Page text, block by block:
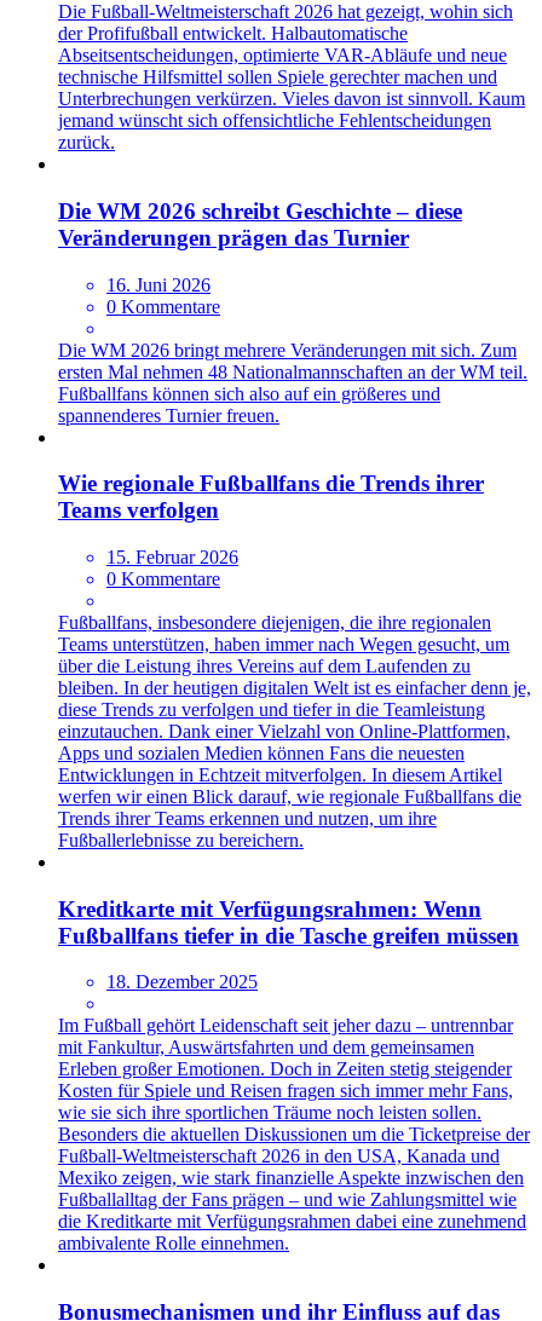
Die Fußball-Weltmeisterschaft 2026 hat gezeigt, wohin sich
der Profifußball entwickelt. Halbautomatische
Abseitsentscheidungen, optimierte VAR-Abläufe und neue
technische Hilfsmittel sollen Spiele gerechter machen und
Unterbrechungen verkürzen. Vieles davon ist sinnvoll. Kaum
jemand wünscht sich offensichtliche Fehlentscheidungen
zurück.
Die WM 2026 schreibt Geschichte – diese
Veränderungen prägen das Turnier
16. Juni 2026
0 Kommentare
Die WM 2026 bringt mehrere Veränderungen mit sich. Zum
ersten Mal nehmen 48 Nationalmannschaften an der WM teil.
Fußballfans können sich also auf ein größeres und
spannenderes Turnier freuen.
Wie regionale Fußballfans die Trends ihrer
Teams verfolgen
15. Februar 2026
0 Kommentare
Fußballfans, insbesondere diejenigen, die ihre regionalen
Teams unterstützen, haben immer nach Wegen gesucht, um
über die Leistung ihres Vereins auf dem Laufenden zu
bleiben. In der heutigen digitalen Welt ist es einfacher denn je,
diese Trends zu verfolgen und tiefer in die Teamleistung
einzutauchen. Dank einer Vielzahl von Online-Plattformen,
Apps und sozialen Medien können Fans die neuesten
Entwicklungen in Echtzeit mitverfolgen. In diesem Artikel
werfen wir einen Blick darauf, wie regionale Fußballfans die
Trends ihrer Teams erkennen und nutzen, um ihre
Fußballerlebnisse zu bereichern.
Kreditkarte mit Verfügungsrahmen: Wenn
Fußballfans tiefer in die Tasche greifen müssen
18. Dezember 2025
Im Fußball gehört Leidenschaft seit jeher dazu – untrennbar
mit Fankultur, Auswärtsfahrten und dem gemeinsamen
Erleben großer Emotionen. Doch in Zeiten stetig steigender
Kosten für Spiele und Reisen fragen sich immer mehr Fans,
wie sie sich ihre sportlichen Träume noch leisten sollen.
Besonders die aktuellen Diskussionen um die Ticketpreise der
Fußball-Weltmeisterschaft 2026 in den USA, Kanada und
Mexiko zeigen, wie stark finanzielle Aspekte inzwischen den
Fußballalltag der Fans prägen – und wie Zahlungsmittel wie
die Kreditkarte mit Verfügungsrahmen dabei eine zunehmend
ambivalente Rolle einnehmen.
Bonusmechanismen und ihr Einfluss auf das